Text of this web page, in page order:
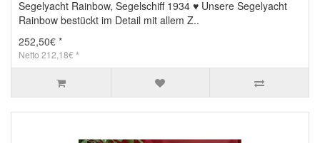
Segelyacht Rainbow, Segelschiff 1934 ♥ Unsere Segelyacht
Rainbow bestückt im Detail mit allem Z..
252,50€ *
Netto 212,18€ *